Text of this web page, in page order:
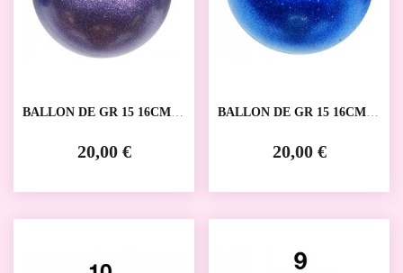
BALLON DE GR 15 16CM
20,00 €
BALLON DE GR 15 16CM
20,00 €